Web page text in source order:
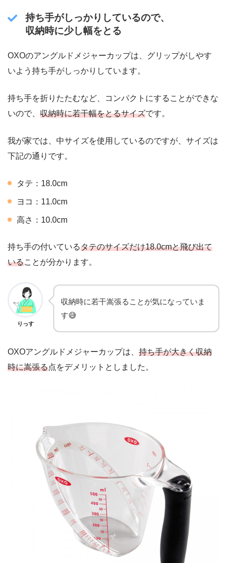
持ち手がしっかりしているので、
収納時に少し幅をとる
OXOのアングルドメジャーカップは、グリップがしやす
いよう持ち手がしっかりしています。
持ち手を折りたたむなど、コンパクトにすることができな
いので、 収納時に若干幅をとるサイズです。
我が家では、中サイズを使用しているのですが、サイズは
下記の通りです。
タテ：18.0cm
ヨコ：11.0cm
高さ：10.0cm
持ち手の付いているタテのサイズだけ18.0cmと飛び出て
いることが分かります。
りっす
収納時に若干嵩張ることが気になっていま
す😅
OXOアングルドメジャーカップは、 持ち手が大きく収納
時に嵩張る点をデメリットとしました。